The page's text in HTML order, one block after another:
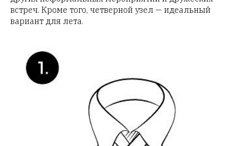
встреч. Кроме того, четверной узел — идеальный
вариант для лета.